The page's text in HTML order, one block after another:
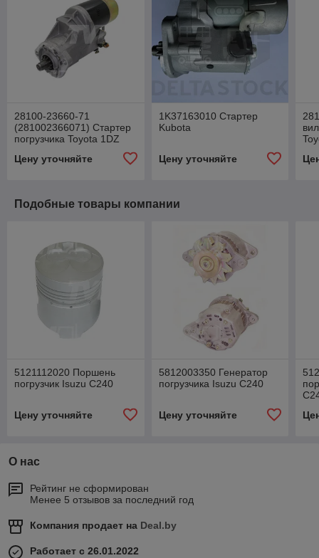
28100-23660-71
(281002366071) Стартер
погрузчика Toyota 1DZ
Цену уточняйте
1K37163010 Стартер
Kubota
Цену уточняйте
Подобные товары компании
5121112020 Поршень
погрузчик Isuzu C240
Цену уточняйте
5812003350 Генератор
погрузчика Isuzu C240
Цену уточняйте
О нас
Рейтинг не сформирован
Менее 5 отзывов за последний год
Компания продает на Deal.by
Работает с 26.01.2022